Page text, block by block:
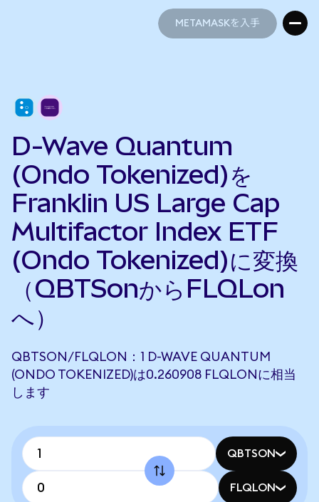
METAMASKを入手
D-Wave Quantum
(Ondo Tokenized)を
Franklin US Large Cap
Multifactor Index ETF
(Ondo Tokenized)に変換
（QBTSonからFLQLon
へ）
QBTSON/FLQLON：1 D-WAVE QUANTUM
(ONDO TOKENIZED)は0.260908 FLQLONに相当
します
QBTSON
FLQLON